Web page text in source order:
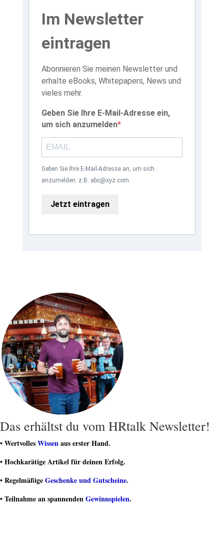
Im Newsletter
eintragen
Abonnieren Sie meinen Newsletter und
erhalte eBooks, Whitepapers, News und
vieles mehr.
Geben Sie Ihre E-Mail-Adresse ein,
um sich anzumelden
Geben Sie Ihre E-Mail-Adresse an, um sich
anzumelden. z.B. abc@xyz.com
Jetzt eintragen
Das erhältst du vom HRtalk Newsletter!
• WertvollesWissenaus erster Hand.
• Hochkarätige Artikel für deinen Erfolg.
• RegelmäßigeGeschenke und Gutscheine.
• Teilnahme an spannendenGewinnspielen.